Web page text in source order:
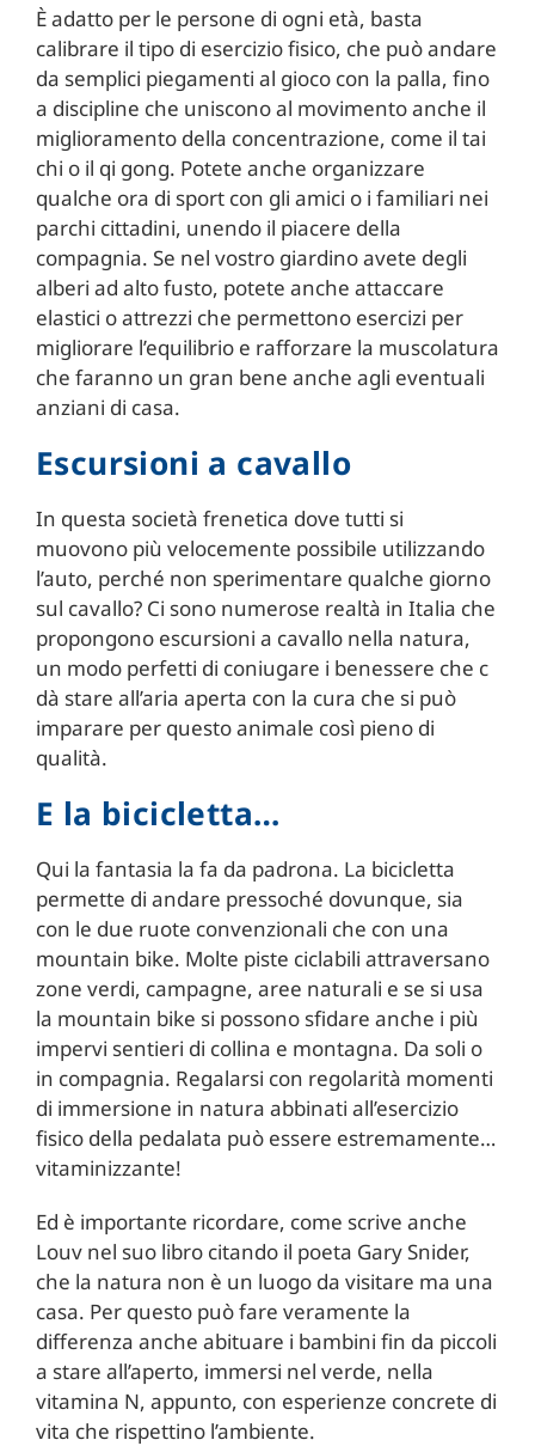
È adatto per le persone di ogni età, basta
calibrare il tipo di esercizio fisico, che può andare
da semplici piegamenti al gioco con la palla, fino
a discipline che uniscono al movimento anche il
miglioramento della concentrazione, come il tai
chi o il qi gong. Potete anche organizzare
qualche ora di sport con gli amici o i familiari nei
parchi cittadini, unendo il piacere della
compagnia. Se nel vostro giardino avete degli
alberi ad alto fusto, potete anche attaccare
elastici o attrezzi che permettono esercizi per
migliorare l’equilibrio e rafforzare la muscolatura
che faranno un gran bene anche agli eventuali
anziani di casa.
Escursioni a cavallo
In questa società frenetica dove tutti si
muovono più velocemente possibile utilizzando
l’auto, perché non sperimentare qualche giorno
sul cavallo? Ci sono numerose realtà in Italia che
propongono escursioni a cavallo nella natura,
un modo perfetti di coniugare i benessere che c
dà stare all’aria aperta con la cura che si può
imparare per questo animale così pieno di
qualità.
E la bicicletta…
Qui la fantasia la fa da padrona. La bicicletta
permette di andare pressoché dovunque, sia
con le due ruote convenzionali che con una
mountain bike. Molte piste ciclabili attraversano
zone verdi, campagne, aree naturali e se si usa
la mountain bike si possono sfidare anche i più
impervi sentieri di collina e montagna. Da soli o
in compagnia. Regalarsi con regolarità momenti
di immersione in natura abbinati all’esercizio
fisico della pedalata può essere estremamente…
vitaminizzante!
Ed è importante ricordare, come scrive anche
Louv nel suo libro citando il poeta Gary Snider,
che la natura non è un luogo da visitare ma una
casa. Per questo può fare veramente la
differenza anche abituare i bambini fin da piccoli
a stare all’aperto, immersi nel verde, nella
vitamina N, appunto, con esperienze concrete di
vita che rispettino l’ambiente.